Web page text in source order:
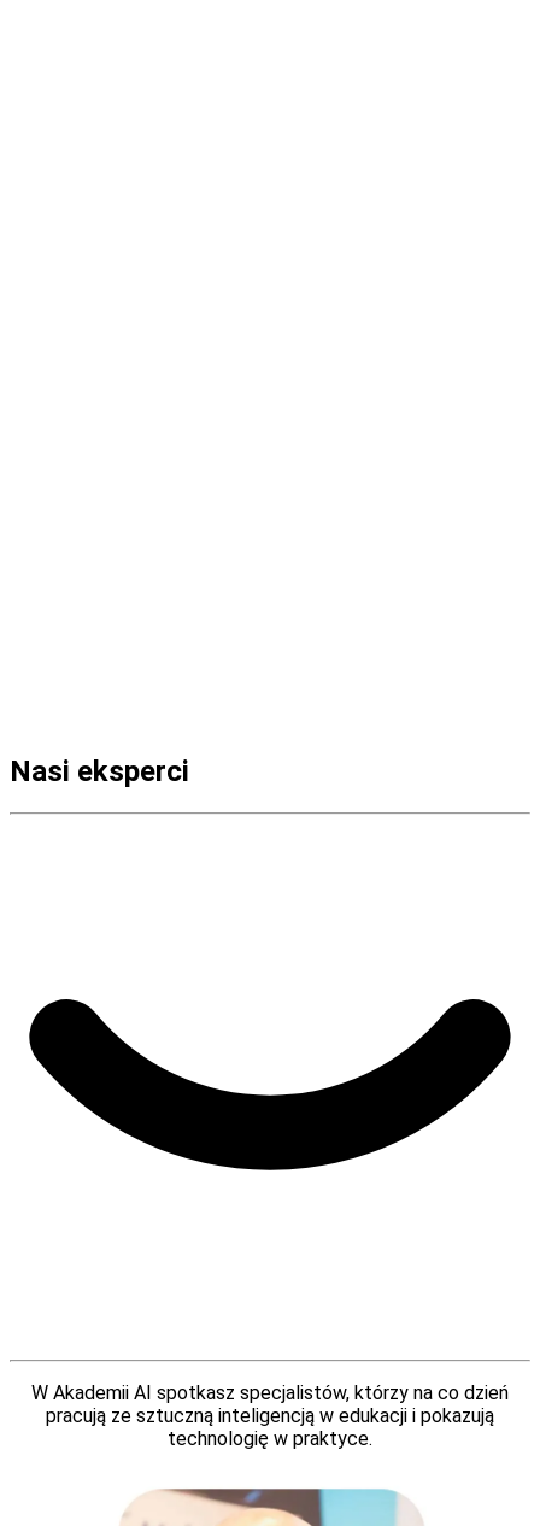
Nasi eksperci
W Akademii AI spotkasz specjalistów, którzy na co dzień
pracują ze sztuczną inteligencją w edukacji i pokazują
technologię w praktyce.